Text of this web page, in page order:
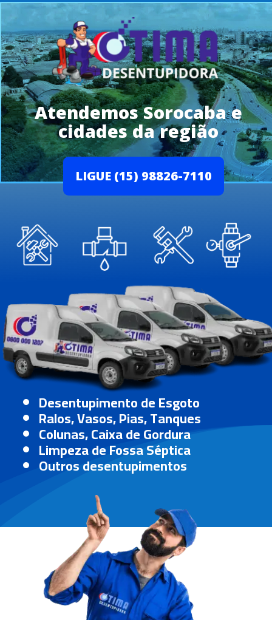
Atendemos Sorocaba e
cidades da região
LIGUE (15) 98826-7110
Desentupimento de Esgoto
Ralos, Vasos, Pias, Tanques
Colunas, Caixa de Gordura
Limpeza de Fossa Séptica
Outros desentupimentos